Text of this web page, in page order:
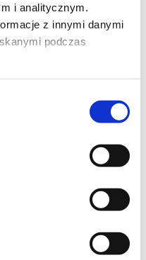
i analitycznym.
z innymi danymi
podczas